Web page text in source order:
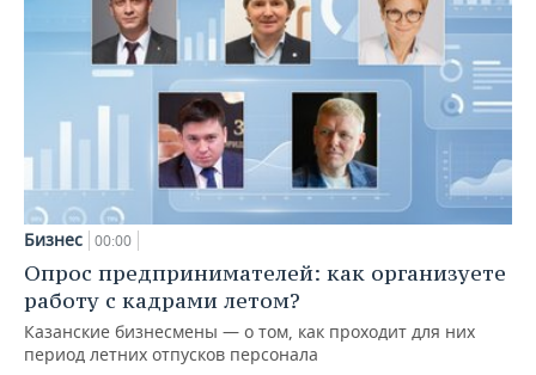
Бизнес 00:00
Опрос предпринимателей: как организуете
работу с кадрами летом?
Казанские бизнесмены — о том, как проходит для них
период летних отпусков персонала